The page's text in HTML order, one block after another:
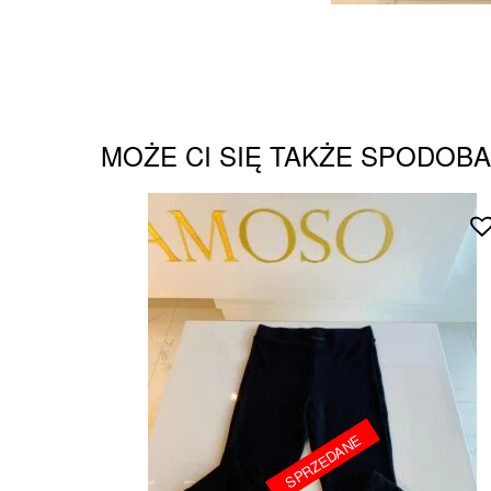
MOŻE CI SIĘ TAKŻE
SPRZEDANE
SPRZEDANE